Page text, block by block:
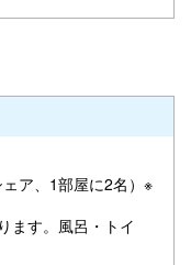
ア、1部屋に2名）※
ます。風呂・トイ